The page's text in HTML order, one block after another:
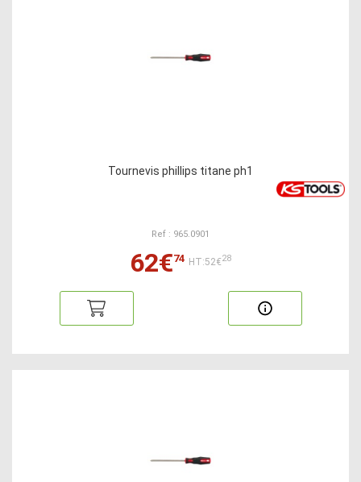
Tournevis phillips titane ph1
Ref : 965.0901
62€74 HT:52€28